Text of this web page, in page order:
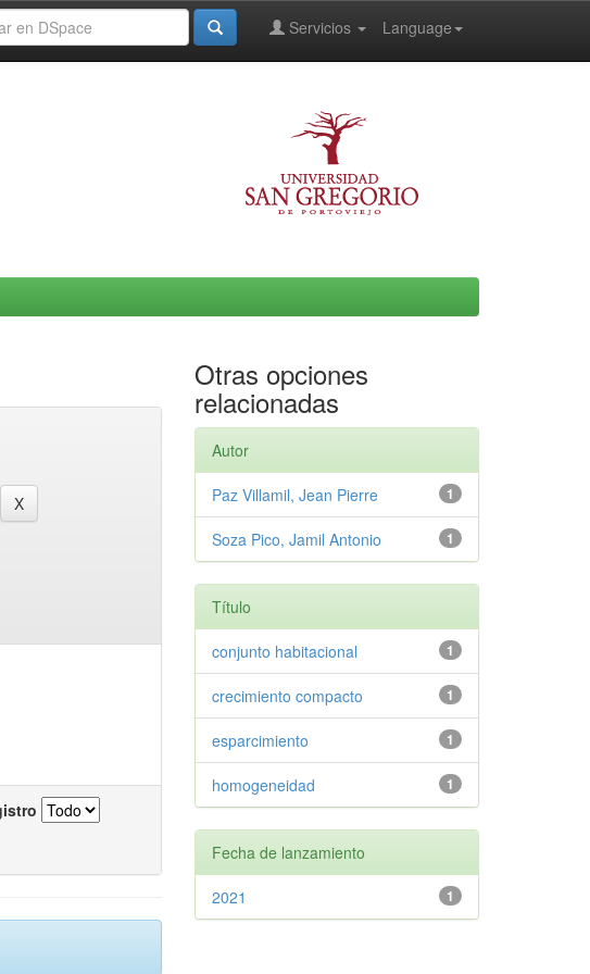
Language
Servicios
Otras opciones
relacionadas
Autor
1
Paz Villamil, Jean Pierre
1
Soza Pico, Jamil Antonio
Título
1
conjunto habitacional
1
crecimiento compacto
1
esparcimiento
1
homogeneidad
Fecha de lanzamiento
1
2021